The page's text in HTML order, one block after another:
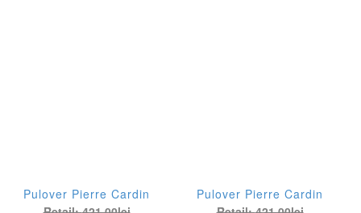
Pulover Pierre Cardin
Pulover Pierre Cardin